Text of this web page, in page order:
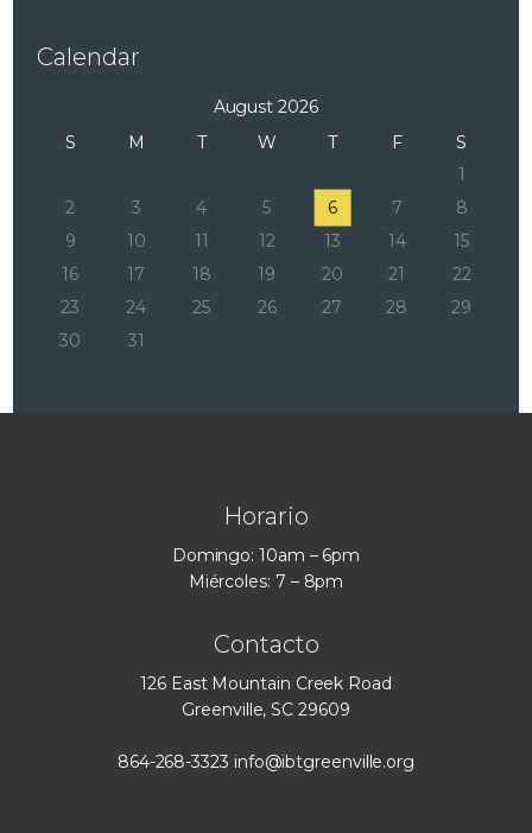
Calendar
August 2026
S
M T W T F
S
1
2
3 4 5 6 7
8
9
10 11 12 13 14
15
16
17 18 19 20 21
22
23
24 25 26 27 28
29
30
31
Horario
Domingo: 10am – 6pm
Miércoles: 7 – 8pm
Contacto
126 East Mountain Creek Road
Greenville, SC 29609
864-268-3323 info@ibtgreenville.org